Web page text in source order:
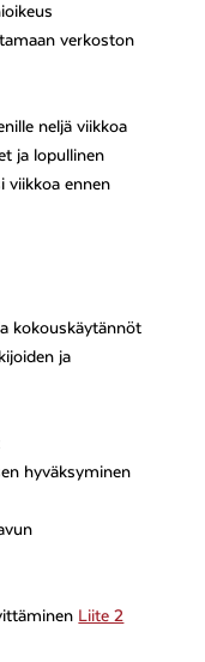
verkoston
neljä viikkoa
ja lopullinen
viikkoa ennen
kokouskäytännöt
ja
hyväksyminen
Liite 2